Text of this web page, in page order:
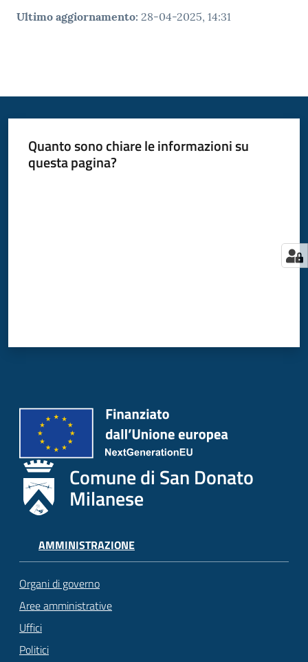
Ultimo aggiornamento: 28-04-2025, 14:31
Quanto sono chiare le informazioni su
questa pagina?
Comune di San Donato
Milanese
AMMINISTRAZIONE
Organi di governo
Aree amministrative
Uffici
Politici